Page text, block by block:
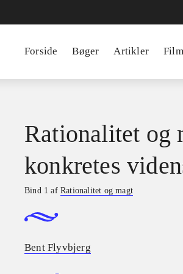
Forside Bøger Artikler Film
Rationalitet og
konkretes
Bind 1 afRationalitet og magt
Bent Flyvbjerg